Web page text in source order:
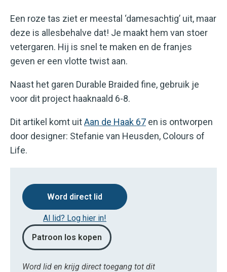
Een roze tas ziet er meestal ‘damesachtig’ uit, maar
deze is allesbehalve dat! Je maakt hem van stoer
vetergaren. Hij is snel te maken en de franjes
geven er een vlotte twist aan.
Naast het garen Durable Braided fine, gebruik je
voor dit project haaknaald 6-8.
Dit artikel komt uitAan de Haak 67 en is ontworpen
door designer: Stefanie van Heusden, Colours of
Life.
Word direct lid
Al lid? Log hier in!
Patroon los kopen
Word lid en krijg direct toegang tot dit